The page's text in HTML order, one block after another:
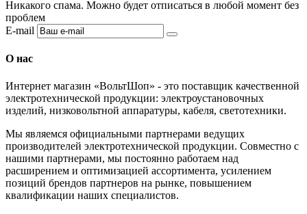
Никакого спама. Можно будет отписаться в любой момент без
проблем
E-mail
О нас
Интернет магазин «ВольтШоп» - это поставщик качественной
электротехнической продукции: электроустановочных
изделий, низковольтной аппаратуры, кабеля, светотехники.
Мы являемся официальными партнерами ведущих
производителей электротехнической продукции. Совместно с
нашими партнерами, мы постоянно работаем над
расширением и оптимизацией ассортимента, усилением
позиций брендов партнеров на рынке, повышением
квалификации наших специалистов.